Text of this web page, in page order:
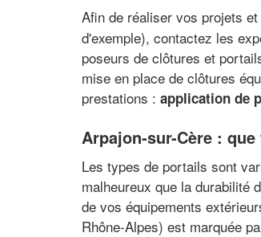
Afin de réaliser vos projets
d'exemple), contactez les
poseurs de clôtures et
mise en place de clôtures
prestations : application de
Arpajon-sur-Cère :
Les types de portails sont
malheureux que la durabilité
de vos équipements
Rhône-Alpes) est marquée